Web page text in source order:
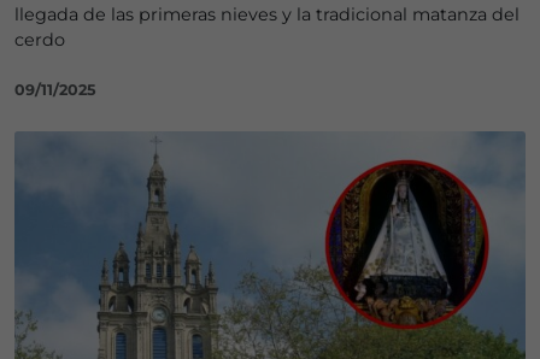
llegada de las primeras nieves y la tradicional matanza del
cerdo
09/11/2025